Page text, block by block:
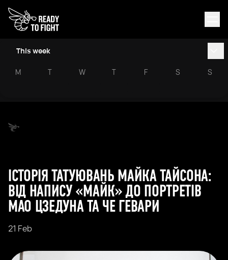
This week
M T W T F S S
ІСТОРІЯ ТАТУЮВАНЬ МАЙКА ТАЙСОНА:
ВІД НАПИСУ «МАЙК» ДО ПОРТРЕТІВ
МАО ЦЗЕДУНА ТА ЧЕ ГЕВАРИ
21 Feb